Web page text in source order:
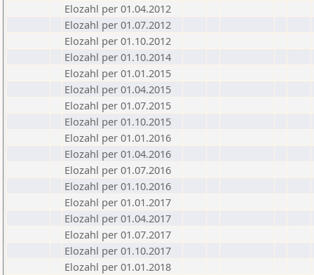
Elozahl per 01.04.2012
Elozahl per 01.07.2012
Elozahl per 01.10.2012
Elozahl per 01.10.2014
Elozahl per 01.01.2015
Elozahl per 01.04.2015
Elozahl per 01.07.2015
Elozahl per 01.10.2015
Elozahl per 01.01.2016
Elozahl per 01.04.2016
Elozahl per 01.07.2016
Elozahl per 01.10.2016
Elozahl per 01.01.2017
Elozahl per 01.04.2017
Elozahl per 01.07.2017
Elozahl per 01.10.2017
Elozahl per 01.01.2018